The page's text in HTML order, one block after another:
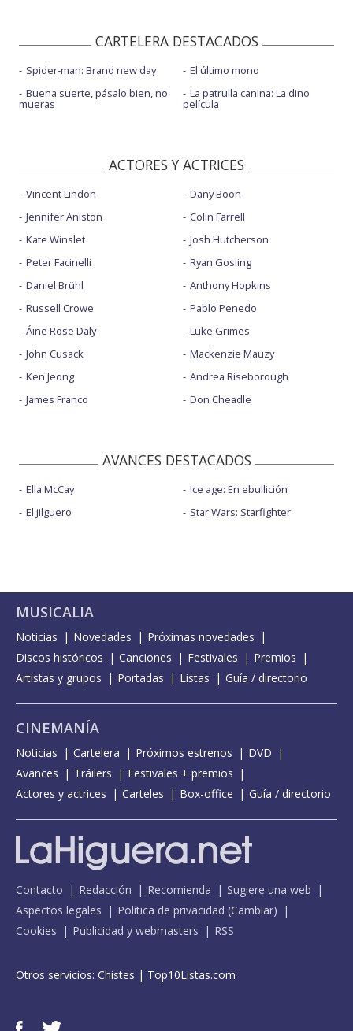
CARTELERA DESTACADOS
Spider-man: Brand new day
Buena suerte, pásalo bien, no
mueras
El último mono
La patrulla canina: La dino
película
ACTORES Y ACTRICES
Vincent Lindon
Jennifer Aniston
Kate Winslet
Peter Facinelli
Daniel Brühl
Russell Crowe
Áine Rose Daly
John Cusack
Ken Jeong
James Franco
Dany Boon
Colin Farrell
Josh Hutcherson
Ryan Gosling
Anthony Hopkins
Pablo Penedo
Luke Grimes
Mackenzie Mauzy
Andrea Riseborough
Don Cheadle
AVANCES DESTACADOS
Ella McCay
El jilguero
Ice age: En ebullición
Star Wars: Starfighter
MUSICALIA
Noticias Novedades
Próximas novedades
Discos históricos
Canciones Festivales
Premios
Artistas y grupos
Portadas Listas Guía / directorio
CINEMANÍA
Noticias Cartelera Próximos estrenos
DVD
Avances
Tráilers
Festivales + premios
Actores y actrices
Carteles Box-office Guía / directorio
Contacto Redacción Recomienda
Sugiere una web
Aspectos legales
Política de privacidad (Cambiar)
Cookies
Publicidad y webmasters RSS
Otros servicios: Chistes | Top10Listas.com